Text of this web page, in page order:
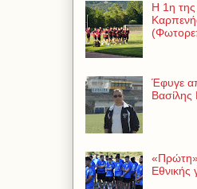
Η 1η
Έφυγε
Βασίλης
«Πρώτη»
Εθνικής